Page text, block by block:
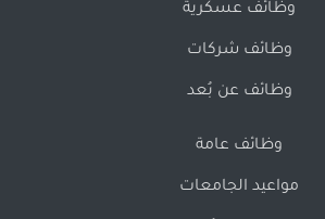
وظائف عسكرية
وظائف شركات
وظائف عن بُعد
وظائف عامة
مواعيد الجامعات